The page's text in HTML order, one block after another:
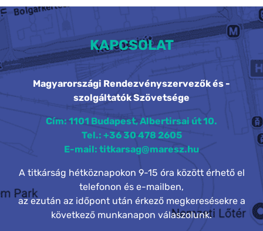
KAPCSOLAT
Magyarországi Rendezvényszervezők és -
szolgáltatók Szövetsége
Cím: 1101 Budapest, Albertirsai út 10.
Tel.: +36 30 478 2605
E-mail: titkarsag@maresz.hu
A titkárság hétköznapokon 9-15 óra között érhető el
telefonon és e-mailben,
az ezután az időpont után érkező megkeresésekre a
következő munkanapon válaszolunk.